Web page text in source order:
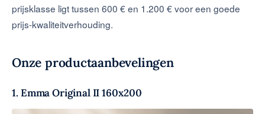
prijsklasse ligt tussen 600 € en 1.200 € voor een goede
prijs-kwaliteitverhouding.
Onze productaanbevelingen
1. Emma Original II 160x200